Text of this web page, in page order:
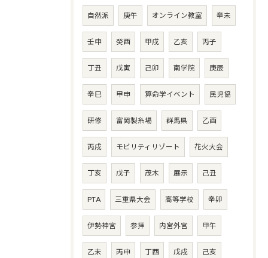
自然派 庚午 オンライン教室 辛未
壬申 癸酉 甲戌 乙亥 丙子
丁丑 戊寅 己卯 南学院 庚辰
辛巳 甲申 算命学イベント 民児協
研修 富岡製糸場 群馬県 乙酉
丙戌 モビリティリゾート 花火大会
丁亥 戊子 茂木 展示 己丑
PTA 三重県大会 高等学校 辛卯
伊勢神宮 参拝 内宮外宮 甲午
乙未 丙申 丁酉 戊戌 己亥